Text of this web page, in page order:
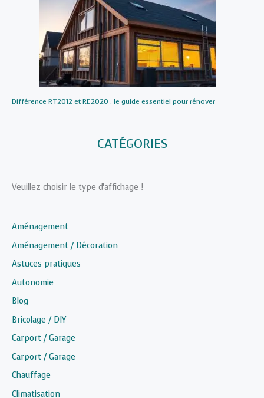
Différence RT2012 et RE2020 : le guide essentiel pour rénover
CATÉGORIES
Veuillez choisir le type d'affichage !
Aménagement
Aménagement / Décoration
Astuces pratiques
Autonomie
Blog
Bricolage / DIY
Carport / Garage
Carport / Garage
Chauffage
Climatisation